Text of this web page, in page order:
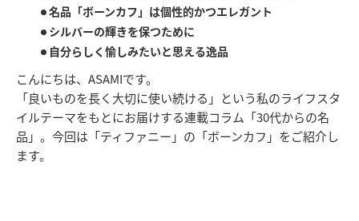
名品「ボーンカフ」は個性的かつエレガント
シルバーの輝きを保つために
自分らしく愉しみたいと思える逸品
こんにちは、ASAMIです。
「良いものを長く大切に使い続ける」という私のライフスタ
イルテーマをもとにお届けする連載コラム「30代からの名
品」。今回は「ティファニー」の「ボーンカフ」をご紹介し
ます。